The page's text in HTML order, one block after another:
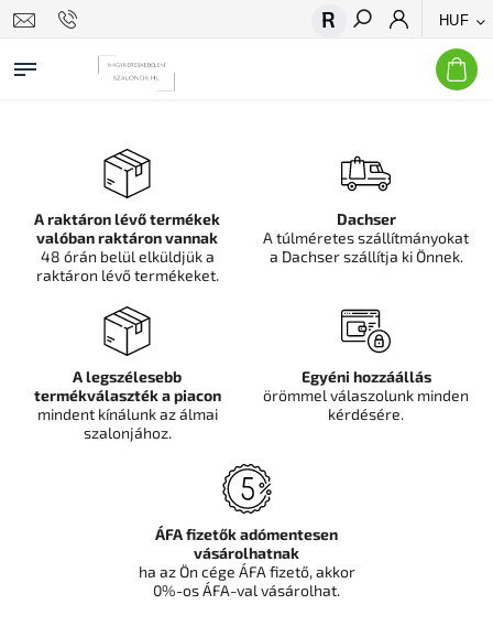
HUF
Keresés
A raktáron lévő termékek
valóban raktáron vannak
48 órán belül elküldjük a
raktáron lévő termékeket.
Dachser
A túlméretes szállítmányokat
a Dachser szállítja ki Önnek.
A legszélesebb
termékválaszték a piacon
mindent kínálunk az álmai
szalonjához.
Egyéni hozzáállás
örömmel válaszolunk minden
kérdésére.
ÁFA fizetők adómentesen
vásárolhatnak
ha az Ön cége ÁFA fizető, akkor
0%-os ÁFA-val vásárolhat.